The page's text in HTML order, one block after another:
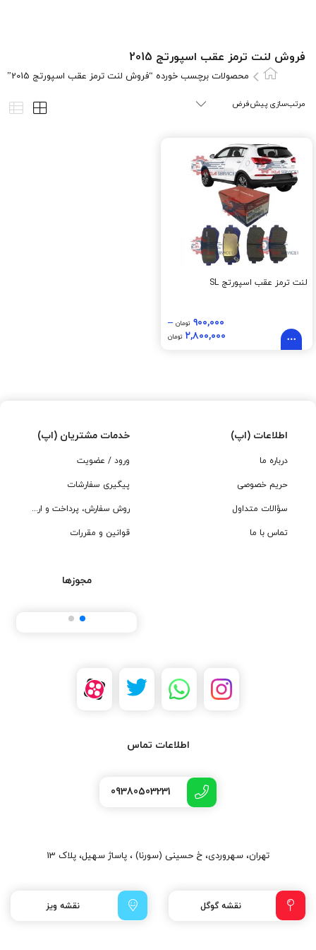
فروش لنت ترمز عقب اسپورتج 2015
محصولات برچسب خورده “فروش لنت ترمز عقب اسپورتج 2015”
لنت ترمز عقب اسپورتج SL
۹۰۰,۰۰۰ تومان–
۲,۸۰۰,۰۰۰ تومان
اطلاعات (اپ)
درباره ما
حریم خصوصی
سؤالات متداول
تماس با ما
خدمات مشتریان (اپ)
ورود / عضویت
پیگیری سفارشات
روش سفارش، پرداخت و ارسال
قوانین و مقررات
مجوزها
اطلاعات تماس
09380503231
تهران، سهروردی، خ حسینی (سورنا) ، پاساژ سهیل، پلاک 13
نقشه گوگل نقشه ویز